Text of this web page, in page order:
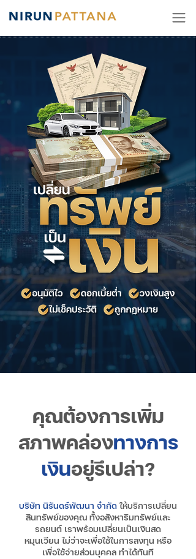
คุณต้องการเพิ่ม
สภาพคล่องทางการ
เงินอยู่รึเปล่า?
บริษัท นิรันดร์พัฒนา จำกัด ให้บริการเปลี่ยน
สินทรัพย์ของคุณ ทั้งอสังหาริมทรัพย์และ
รถยนต์ เราพร้อมเปลี่ยนเป็นเงินสด
หมุนเวียน ไม่ว่าจะเพื่อใช้ในการลงทุน หรือ
เพื่อใช้จ่ายส่วนบุคคล ทำได้ทันที